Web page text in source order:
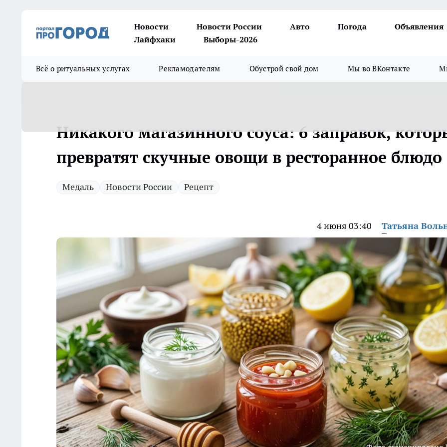
Новости Новости России Авто Погода
Объявления
Лайфхаки
Выборы-2026
Всё о ритуальных услугах Рекламодателям Обустрой свой дом Мы во ВКонтакте
Никакого магазинного соуса: 6 заправок,
превратят скучные овощи в ресторанное блюдо
Медаль Новости России Рецепт
4 июня 03:40 Татьяна